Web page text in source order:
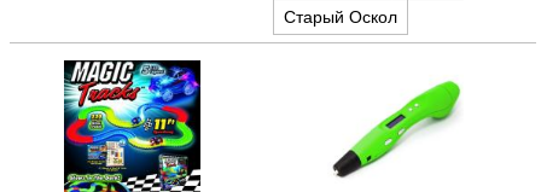
Старый Оскол